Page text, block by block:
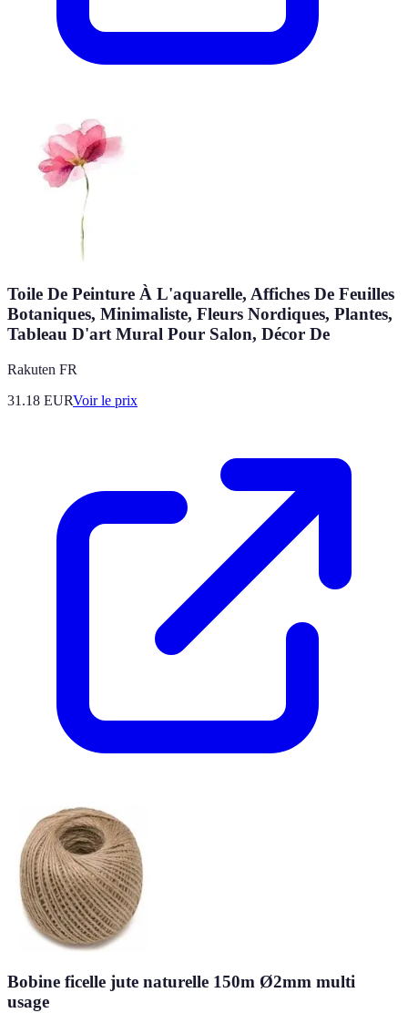
Toile De Peinture À L'aquarelle, Affiches De Feuilles
Botaniques, Minimaliste, Fleurs Nordiques, Plantes,
Tableau D'art Mural Pour Salon, Décor De
Rakuten FR
31.18 EURVoir le prix
Bobine ficelle jute naturelle 150m Ø2mm multi
usage